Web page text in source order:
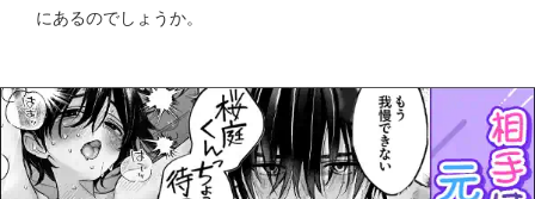
にあるのでしょうか。